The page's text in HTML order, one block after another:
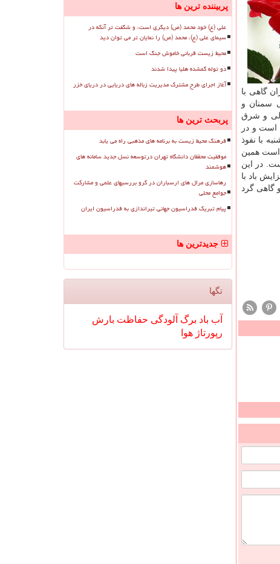
گاهی با
شمالی سمنان و
خراسان شمالی و شرق
است و در
با نفوذ
است همین
و ۱۸ خرداد دریای خزر مواج است. در این
بعدازظهر افزایش باد با
ابر و گاهی گرد
پربیننده ترین ها
علی (ع) خود محمد (ص) دیگری است، و شگفت تر آنکه در
سیمای علی (ع)، محمد (ص) را نمایان تر می توان دید
محیط زیست قربانی خاموش جنگ است
دو توله گمشده هلیا پیدا شدند
آغاز اجرای طرح مشترک مدیریت زباله های دریایی در دریای خزر
پربحث ترین ها
فرهنگ محیط زیست به برنامه های مذهبی راه می یابد
موفقیت محققان دانشگاه تهران درتوسعه نسل جدید سامانه های
هوشمند
رهاسازی مرال های ارسباران در گرو بررسیهای علمی و مشارکت
جوامع محلی
پیام تبریک فدراسیون جهانی تیراندازی به فدراسیون ایران
جدیدترین ها
تگها
آب باد برگ آلودگی حفاظت بارش
رپورتاژ هوا